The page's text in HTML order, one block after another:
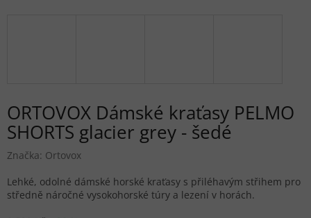
ORTOVOX Dámské kraťasy PELMO
SHORTS glacier grey - šedé
Značka: Ortovox
Lehké, odolné dámské horské kraťasy s přiléhavým střihem pro
středně náročné vysokohorské túry a lezení v horách.